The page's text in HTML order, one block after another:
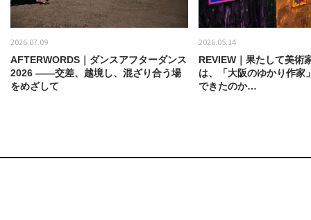
2026.07.09
AFTERWORDS｜ダンスアフターダンス
2026 ——交差、越境し、混ざり合う場
をめざして
2026.05.14
REVIEW｜果たして美術
は、「大阪のゆかり作家
できたのか…